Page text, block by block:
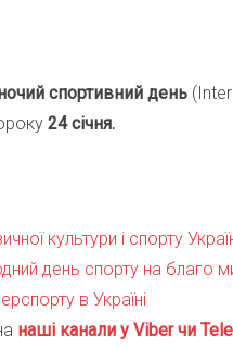
спортивний день
24 січня.
культури і спорту
день спорту на благо
в Україні
наші канали у Viber чи